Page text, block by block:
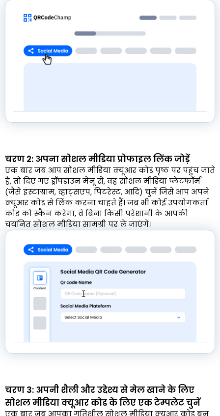
चरण 2: अपना सोशल मीडिया प्रोफाइल लिंक जोड़ें
एक बार जब आप सोशल मीडिया क्यूआर कोड पृष्ठ पर पहुंच जाते
हैं, तो दिए गए ड्रॉपडाउन मेनू से, वह सोशल मीडिया प्लेटफॉर्म
(जैसे इंस्टाग्राम, व्हाट्सएप, पिंटरेस्ट, आदि) चुनें जिसे आप अपने
क्यूआर कोड से लिंक करना चाहते हैं। जब भी कोई उपयोगकर्ता
कोड को स्कैन करेगा, वे बिना किसी परेशानी के आपकी
चयनित सोशल मीडिया सामग्री पर ले जाएंगे।
चरण 3: अपनी शैली और उद्देश्य से मेल खाने के लिए
सोशल मीडिया क्यूआर कोड के लिए एक टेम्पलेट चुनें
एक बार जब आपका गतिशील सोशल मीडिया क्यूआर कोड बन